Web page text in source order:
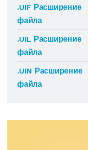
.UIF Расширение
файла
.UIL Расширение
файла
.UIN Расширение
файла